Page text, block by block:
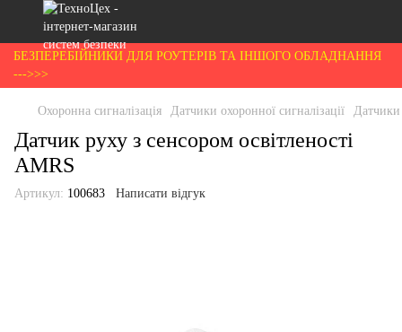
БЕЗПЕРЕБІЙНИКИ ДЛЯ РОУТЕРІВ ТА ІНШОГО ОБЛАДНАННЯ
--->>>
Охоронна сигналізація Датчики охоронної сигналізації Датчики
Датчик руху з сенсором освітленості
AMRS
Артикул: 100683 Написати відгук